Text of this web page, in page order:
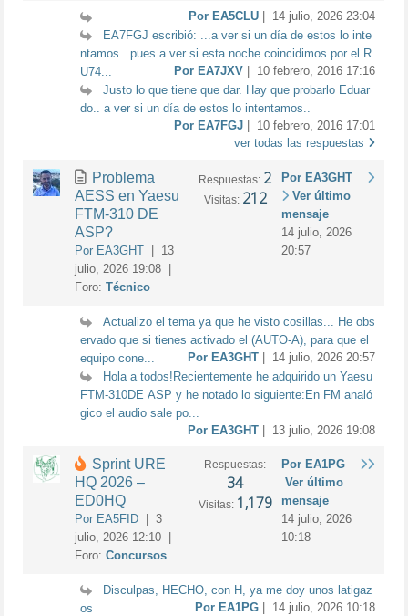
Por EA5CLU | 14 julio, 2026 23:04
EA7FGJ escribió: ...a ver si un día de estos lo inte
ntamos.. pues a ver si esta noche coincidimos por el R
U74...
Por EA7JXV | 10 febrero, 2016 17:16
Justo lo que tiene que dar. Hay que probarlo Eduar
do.. a ver si un día de estos lo intentamos..
Por EA7FGJ | 10 febrero, 2016 17:01
ver todas las respuestas
Problema
AESS en Yaesu
FTM-310 DE
ASP?
Por EA3GHT | 13
julio, 2026 19:08 |
Foro:Técnico
Respuestas: 2
Visitas: 212
Por EA3GHT
Ver último
mensaje
14 julio, 2026
20:57
Actualizo el tema ya que he visto cosillas... He obs
ervado que si tienes activado el (AUTO-A), para que el
equipo cone...
Por EA3GHT | 14 julio, 2026 20:57
Hola a todos!Recientemente he adquirido un Yaesu
FTM-310DE ASP y he notado lo siguiente:En FM analó
gico el audio sale po...
Por EA3GHT | 13 julio, 2026 19:08
Sprint URE
HQ 2026 –
ED0HQ
Por EA5FID | 3
julio, 2026 12:10 |
Foro:Concursos
Respuestas:
34
Visitas: 1,179
Por EA1PG
Ver último
mensaje
14 julio, 2026
10:18
Disculpas, HECHO, con H, ya me doy unos latigaz
os
Por EA1PG | 14 julio, 2026 10:18